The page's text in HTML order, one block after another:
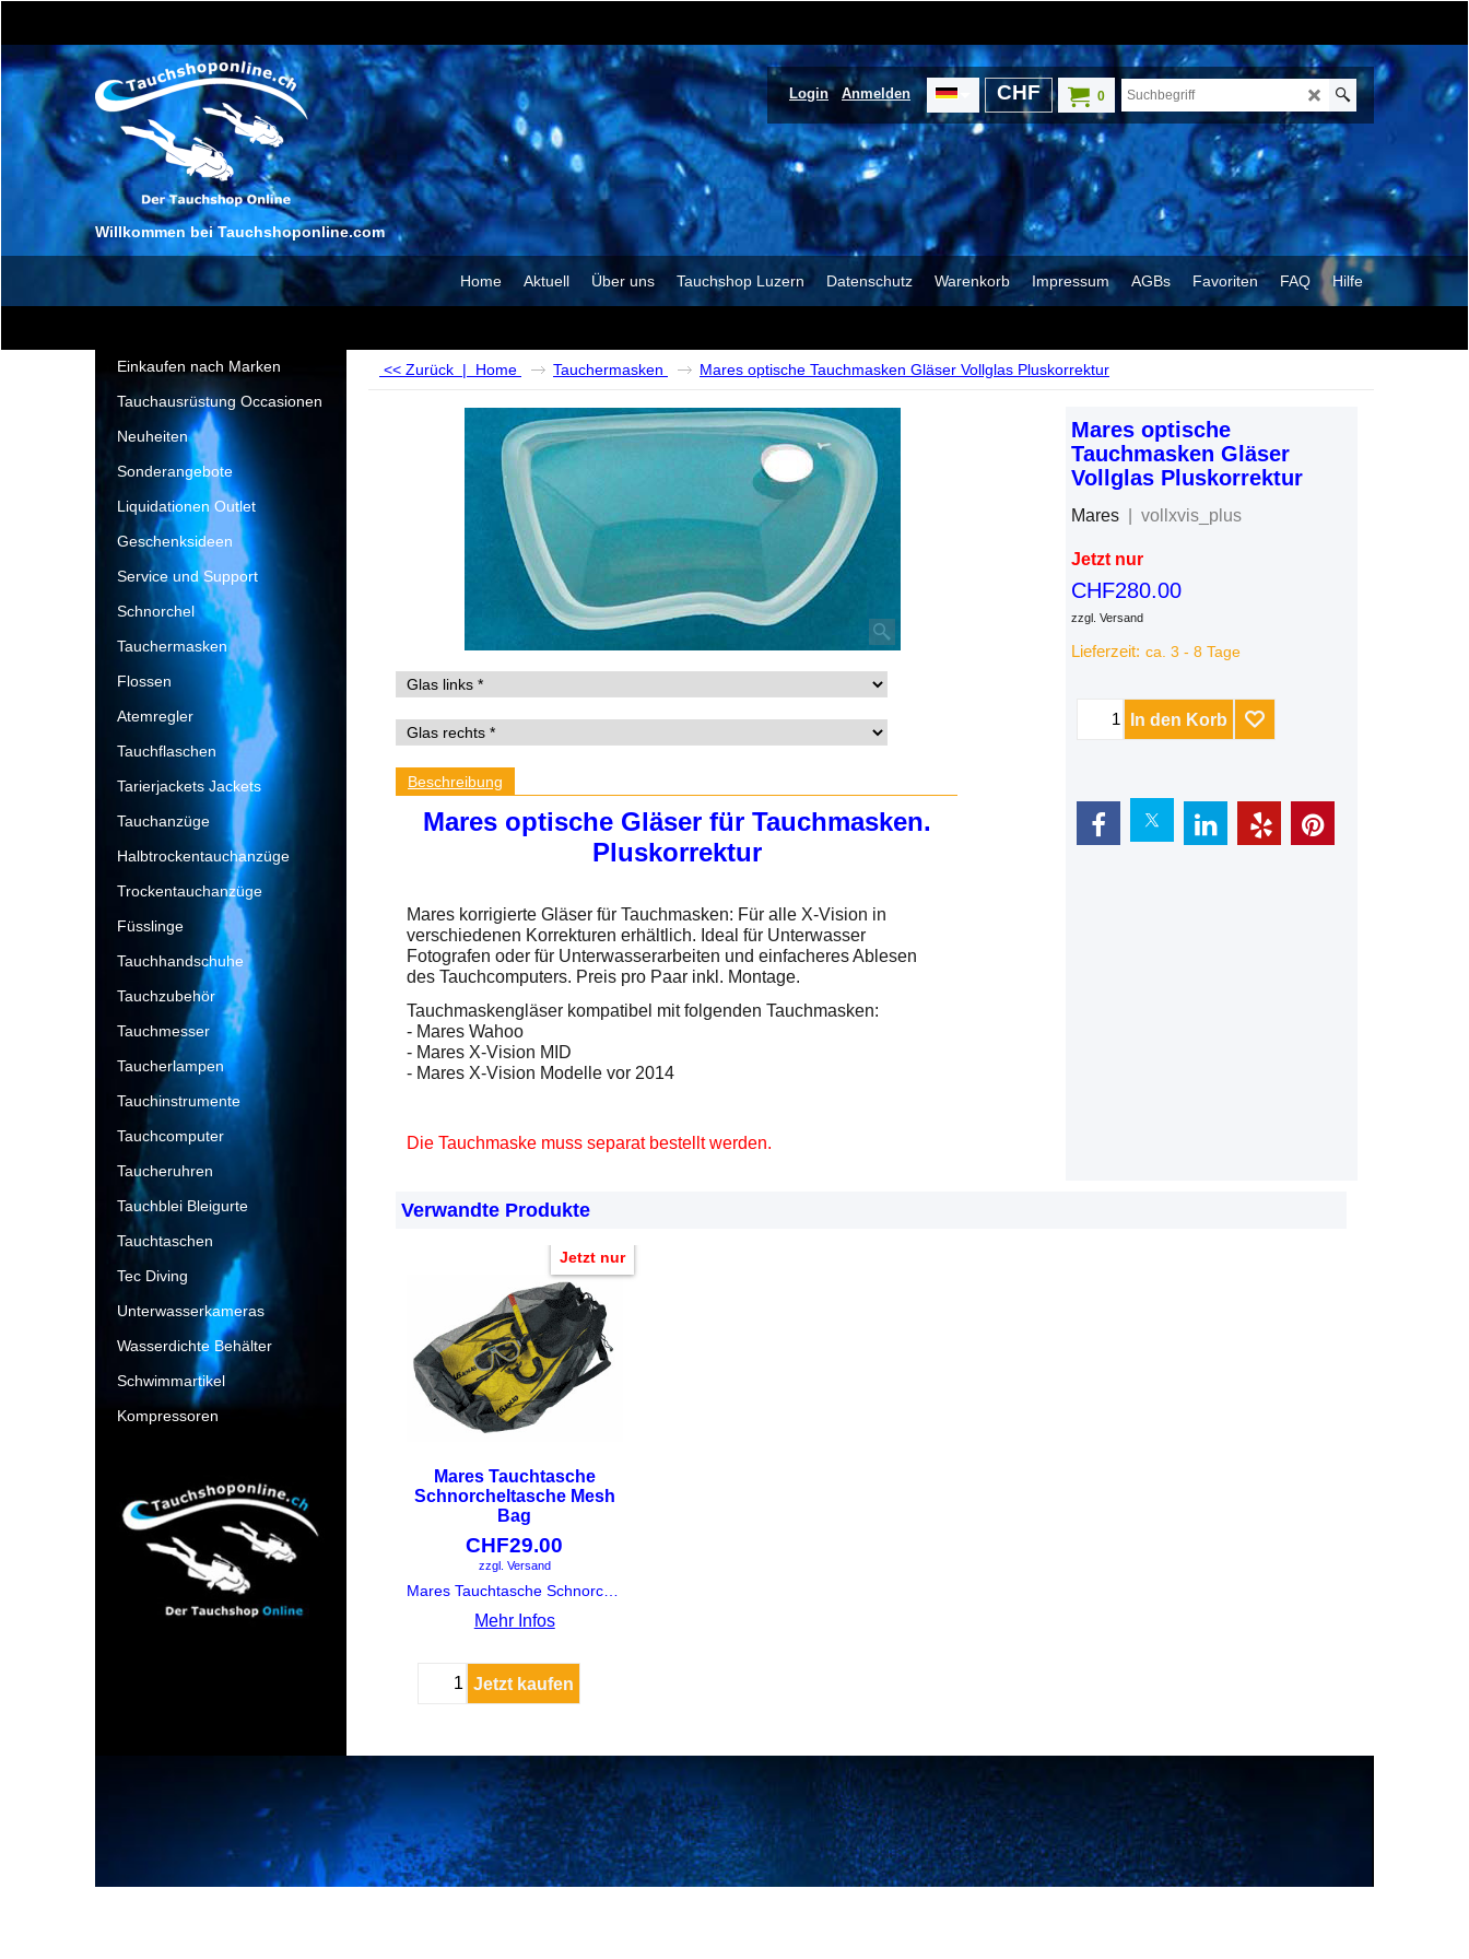
Willkommen bei Tauchshoponline.com
0
CHF
Login Anmelden
Home Aktuell Über uns Tauchshop Luzern Datenschutz Warenkorb Impressum AGBs Favoriten FAQ Hilfe
Einkaufen nach Marken
Tauchausrüstung Occasionen
Neuheiten
Sonderangebote
Liquidationen Outlet
Geschenksideen
Service und Support
Schnorchel
Tauchermasken
Flossen
Atemregler
Tauchflaschen
Tarierjackets Jackets
Tauchanzüge
Halbtrockentauchanzüge
Trockentauchanzüge
Füsslinge
Tauchhandschuhe
Tauchzubehör
Tauchmesser
Taucherlampen
Tauchinstrumente
Tauchcomputer
Taucheruhren
Tauchblei Bleigurte
Tauchtaschen
Tec Diving
Unterwasserkameras
Wasserdichte Behälter
Schwimmartikel
Kompressoren
<< Zurück | Home Tauchermasken Mares optische Tauchmasken Gläser Vollglas Pluskorrektur
Mares optische
Tauchmasken Gläser
Vollglas Pluskorrektur
Mares vollxvis_plus
Jetzt nur
CHF280.00
zzgl. Versand
Lieferzeit: ca. 3 - 8 Tage
In den Korb
Beschreibung
Mares optische Gläser für Tauchmasken.
Pluskorrektur
Mares korrigierte Gläser für Tauchmasken: Für alle X-Vision in
verschiedenen Korrekturen erhältlich. Ideal für Unterwasser
Fotografen oder für Unterwasserarbeiten und einfacheres Ablesen
des Tauchcomputers. Preis pro Paar inkl. Montage.
Tauchmaskengläser kompatibel mit folgenden Tauchmasken:
- Mares Wahoo
- Mares X-Vision MID
- Mares X-Vision Modelle vor 2014
Die Tauchmaske muss separat bestellt werden.
Verwandte Produkte
Jetzt nur
Mares Tauchtasche
Schnorcheltasche Mesh
Bag
CHF29.00
zzgl. Versand
Mehr Infos
Jetzt kaufen